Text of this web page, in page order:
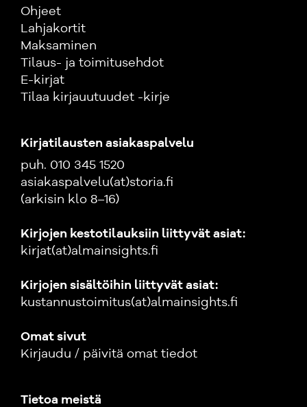
Ohjeet
Lahjakortit
Maksaminen
Tilaus- ja toimitusehdot
E-kirjat
Tilaa kirjauutuudet -kirje
Kirjatilausten asiakaspalvelu
puh. 010 345 1520
asiakaspalvelu(at)storia.fi
(arkisin klo 8–16)
Kirjojen kestotilauksiin liittyvät asiat:
kirjat(at)almainsights.fi
Kirjojen sisältöihin liittyvät asiat:
kustannustoimitus(at)almainsights.fi
Omat sivut
Kirjaudu / päivitä omat tiedot
Tietoa meistä